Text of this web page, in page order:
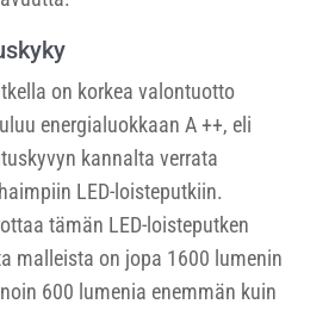
on korkea valontuotto
energialuokkaan A ++, eli
kannalta verrata
LED-loisteputkiin.
tämän LED-loisteputken
malleista on jopa 1600 lumenin
600 lumenia enemmän kuin